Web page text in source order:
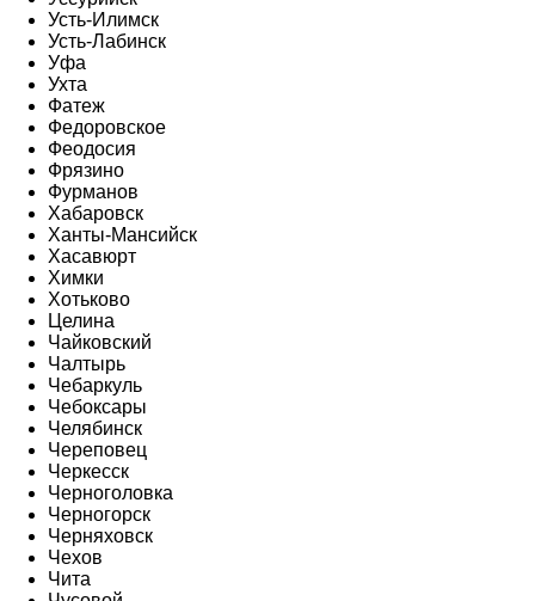
Усть-Илимск
Усть-Лабинск
Уфа
Ухта
Фатеж
Федоровское
Феодосия
Фрязино
Фурманов
Хабаровск
Ханты-Мансийск
Хасавюрт
Химки
Хотьково
Целина
Чайковский
Чалтырь
Чебаркуль
Чебоксары
Челябинск
Череповец
Черкесск
Черноголовка
Черногорск
Черняховск
Чехов
Чита